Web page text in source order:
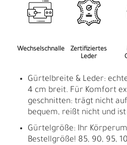
Wechselschnalle
Zertifiziertes
Leder
Gürtelbreite & Leder:
4 cm breit. Für Komfort
geschnitten: trägt nicht
bequem, reißt nicht und
Gürtelgröße: Ihr
Bestellgröße! 85, 90, 95,